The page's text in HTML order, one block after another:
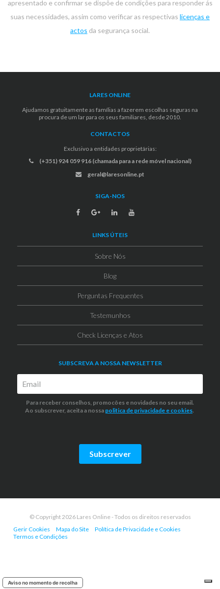
apresentado e confirmar se dispõe de condições para responder ás
suas necessidades, assim como verificar as respectivas licenças e
actos da segurança social.
LARES ONLINE
Ajudamos gratuitamente as famílias a fazerem escolhas seguras na
procura de um lar para os seus familiares, desde 2010.
CONTACTOS
Exclusivo a entidades proprietárias:
(+351) 924 059 916 (chamada para a rede móvel nacional)
geral@laresonline.pt
SIGA-NOS
LINKS ÚTEIS
Sobre Nós
Blog
Perguntas Frequentes
Testemunhos
Check Licenças e Atos
SUBSCREVA A NOSSA NEWSLETTER
Para receber conselhos, promocões e novidades no seu email.
Ao subscrever, aceita a nossa politica de privacidade e cookies.
Subscrever
© Copyright 2026 Lares Online - Todos os direitos reservados
Gerir Cookies
Mapa do Site
Política de Privacidade e Cookies
Termos e Condições
Aviso no momento de recolha